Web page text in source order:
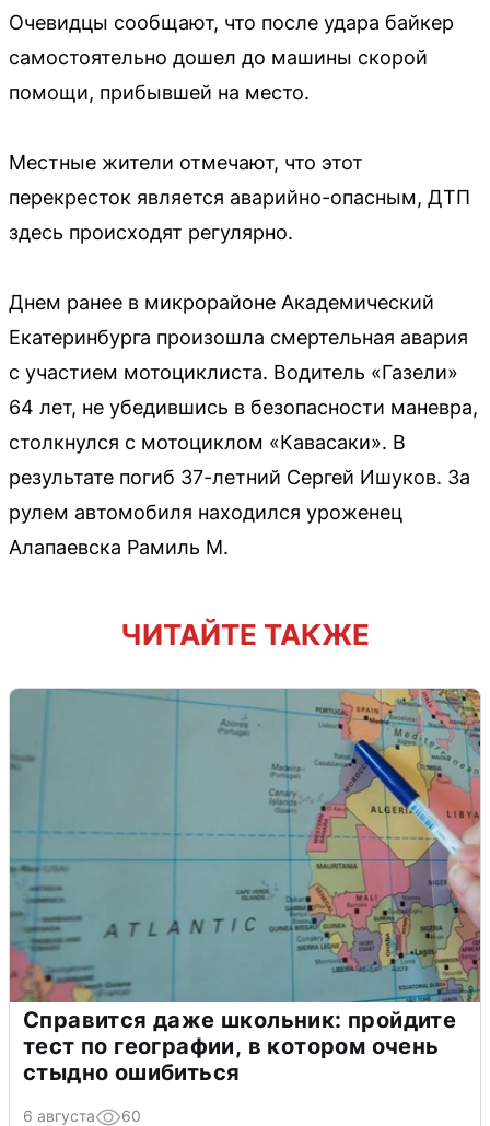
Очевидцы сообщают, что после удара байкер
самостоятельно дошел до машины скорой
помощи, прибывшей на место.
Местные жители отмечают, что этот
перекресток является аварийно-опасным, ДТП
здесь происходят регулярно.
Днем ранее в микрорайоне Академический
Екатеринбурга произошла смертельная авария
с участием мотоциклиста. Водитель «Газели»
64 лет, не убедившись в безопасности маневра,
столкнулся с мотоциклом «Кавасаки». В
результате погиб 37-летний Сергей Ишуков. За
рулем автомобиля находился уроженец
Алапаевска Рамиль М.
ЧИТАЙТЕ ТАКЖЕ
Справится даже школьник: пройдите
тест по географии, в котором очень
стыдно ошибиться
6 августа 60